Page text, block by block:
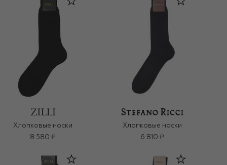
Хлопковые носки
8 580 ₽
Хлопковые носки
6 810 ₽